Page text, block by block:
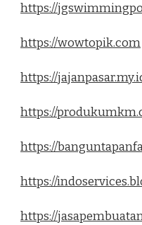
https://
https://wowtopik.com
https://
https://
https://
https://
https://